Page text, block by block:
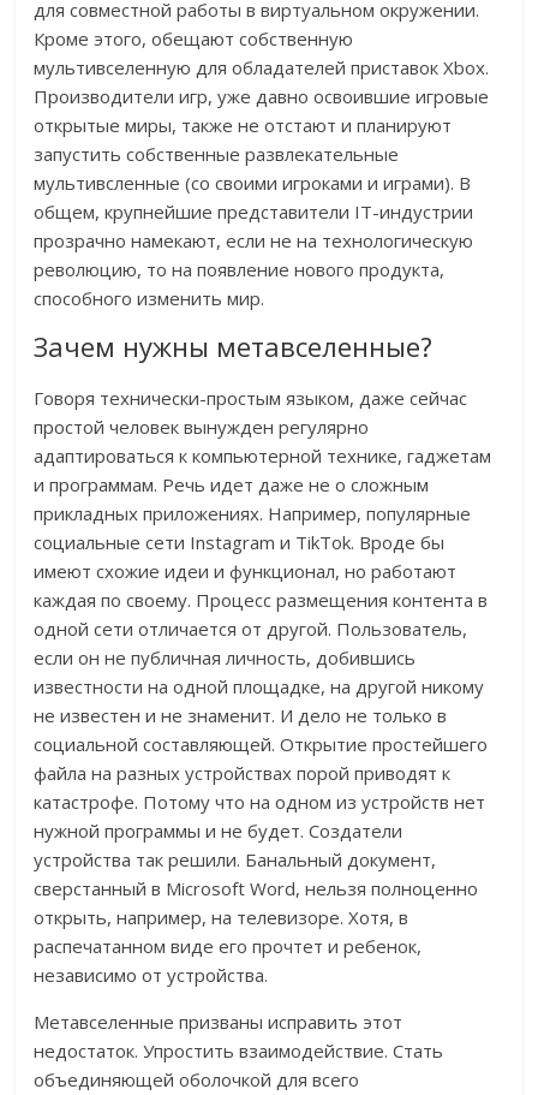
для совместной работы в виртуальном окружении.
Кроме этого, обещают собственную
мультивселенную для обладателей приставок Xbox.
Производители игр, уже давно освоившие игровые
открытые миры, также не отстают и планируют
запустить собственные развлекательные
мультивсленные (со своими игроками и играми). В
общем, крупнейшие представители IT-индустрии
прозрачно намекают, если не на технологическую
революцию, то на появление нового продукта,
способного изменить мир.
Зачем нужны метавселенные?
Говоря технически-простым языком, даже сейчас
простой человек вынужден регулярно
адаптироваться к компьютерной технике, гаджетам
и программам. Речь идет даже не о сложным
прикладных приложениях. Например, популярные
социальные сети Instagram и TikTok. Вроде бы
имеют схожие идеи и функционал, но работают
каждая по своему. Процесс размещения контента в
одной сети отличается от другой. Пользователь,
если он не публичная личность, добившись
известности на одной площадке, на другой никому
не известен и не знаменит. И дело не только в
социальной составляющей. Открытие простейшего
файла на разных устройствах порой приводят к
катастрофе. Потому что на одном из устройств нет
нужной программы и не будет. Создатели
устройства так решили. Банальный документ,
сверстанный в Microsoft Word, нельзя полноценно
открыть, например, на телевизоре. Хотя, в
распечатанном виде его прочтет и ребенок,
независимо от устройства.
Метавселенные призваны исправить этот
недостаток. Упростить взаимодействие. Стать
объединяющей оболочкой для всего